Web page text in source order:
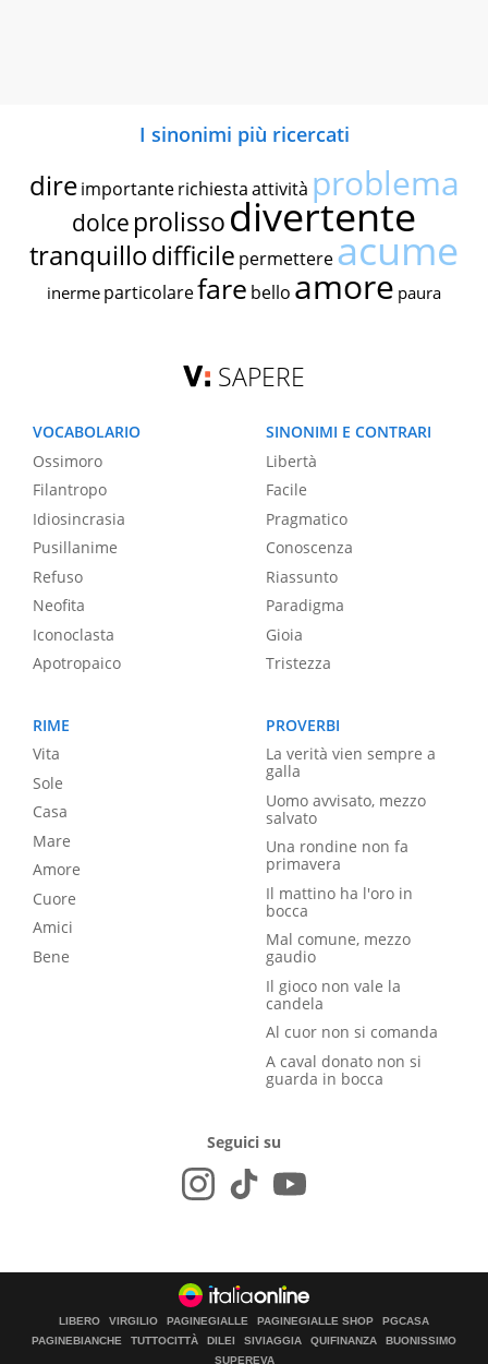
I sinonimi più ricercati
dire importante richiestaattività problema
dolce prolissodivertente
tranquillodifficile permettereacume
inerme particolarefare bello amore paura
SAPERE
VOCABOLARIO
Ossimoro
Filantropo
Idiosincrasia
Pusillanime
Refuso
Neofita
Iconoclasta
Apotropaico
SINONIMI E CONTRARI
Libertà
Facile
Pragmatico
Conoscenza
Riassunto
Paradigma
Gioia
Tristezza
RIME
Vita
Sole
Casa
Mare
Amore
Cuore
Amici
Bene
PROVERBI
La verità vien sempre a
galla
Uomo avvisato, mezzo
salvato
Una rondine non fa
primavera
Il mattino ha l'oro in
bocca
Mal comune, mezzo
gaudio
Il gioco non vale la
candela
Al cuor non si comanda
A caval donato non si
guarda in bocca
Seguici su
LIBERO VIRGILIO PAGINEGIALLE PAGINEGIALLE SHOP
PGCASA
PAGINEBIANCHE
TUTTOCITTÀ DILEI SIVIAGGIA QUIFINANZA
BUONISSIMO
SUPEREVA